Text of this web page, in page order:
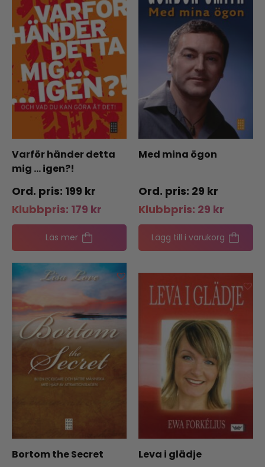
Varför händer detta
mig … igen?!
199 kr
Klubbpris: 179 kr
Läs mer
Med mina ögon
29 kr
Klubbpris: 29 kr
Lägg till i varukorg
Bortom the Secret Leva i glädje